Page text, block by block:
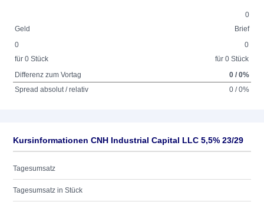
0
Geld
Brief
0
für 0 Stück
0
für 0 Stück
Differenz zum Vortag
0 / 0%
Spread absolut / relativ
0 / 0%
Kursinformationen CNH Industrial Capital LLC 5,5% 23/29
Tagesumsatz
Tagesumsatz in Stück